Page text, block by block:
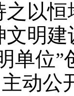
之以
文明
单位”
动公